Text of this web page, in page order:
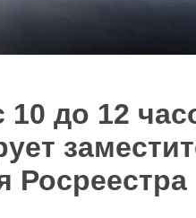
10 до 12